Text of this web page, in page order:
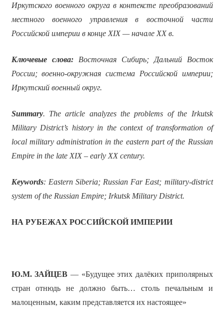
Иркутского военного округа в контексте преобразований
местного военного управления в восточной части
Российской империи в конце XIX— начале XXв.
Ключевые слова:Восточная Сибирь; Дальний Восток
России; военно-окружная система Российской империи;
Иркутский военный округ.
Summary. The article analyzes the problems of the Irkutsk
Military District’s history in the context of transformation of
local military administration in the eastern part of the Russian
Empire in the late XIX – early XX century.
Keywords: Eastern Siberia; Russian Far East; military-district
system of the Russian Empire; Irkutsk Military District.
НА РУБЕЖАХ РОССИЙСКОЙ ИМПЕРИИ
Ю.М. ЗАЙЦЕВ — «Будущее этих далёких приполярных
стран отнюдь не должно быть… столь печальным и
малоценным, каким представляется их настоящее»